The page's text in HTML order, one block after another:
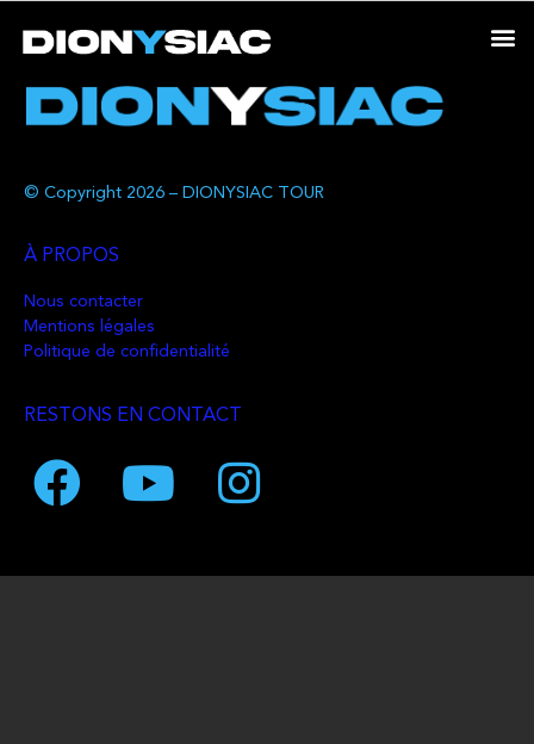
© Copyright 2026 – DIONYSIAC TOUR
À PROPOS
Nous contacter
Mentions légales
Politique de confidentialité
RESTONS EN CONTACT